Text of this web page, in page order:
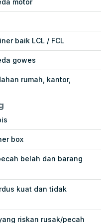
motor
baik LCL / FCL
gowes
rumah, kantor,
box
belah dan barang
kuat dan tidak
riskan rusak/pecah